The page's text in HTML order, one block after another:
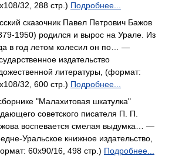
32, 288 стр.) Подробнее...
сказочник Павел Петрович Бажов
1950) родился и вырос на Урале. Из
в год летом колесил он по… —
издательство
литературы, (формат:
32, 600 стр.) Подробнее...
"Малахитовая шкатулка"
советского писателя П. П.
воспевается смелая выдумка… —
Уральское книжное издательство,
60x90/16, 498 стр.) Подробнее...